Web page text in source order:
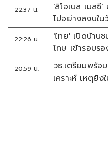
22:37 น.
'ลิโอเนล เมส
ไปอย่างสงบใ
22:26 น.
'ไทย' เปิดบ้าน
โทษ เข้ารอบร
'สิงคโปร์'
20:59 น.
วธ.เตรียมพร้อ
เคราะห์ เหตุยิง